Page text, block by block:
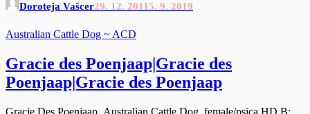
Doroteja Vašcer29. 12. 20115. 9. 2019
Australian Cattle Dog ~ ACD
Gracie des Poenjaap|Gracie des
Poenjaap|Gracie des Poenjaap
Gracie Des Poenjaap Australian Cattle Dog female/psica HD B;